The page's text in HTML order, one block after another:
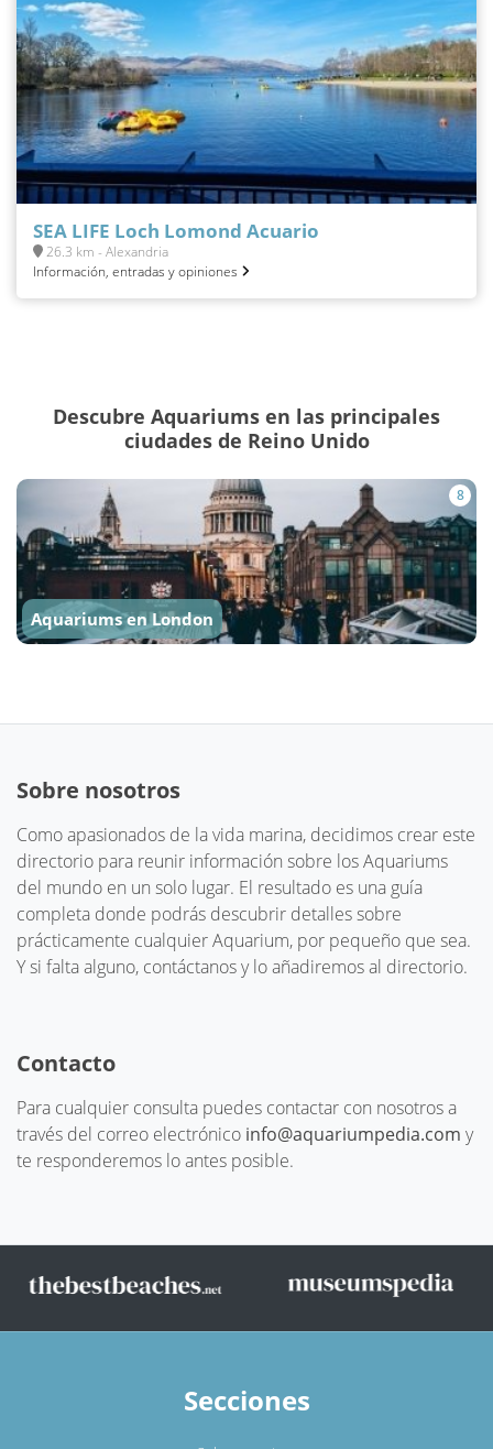
SEA LIFE Loch Lomond Acuario
26.3 km - Alexandria
Información, entradas y opiniones
Descubre Aquariums en las principales
ciudades de Reino Unido
8
Aquariums en London
Sobre nosotros
Como apasionados de la vida marina, decidimos crear este
directorio para reunir información sobre los Aquariums
del mundo en un solo lugar. El resultado es una guía
completa donde podrás descubrir detalles sobre
prácticamente cualquier Aquarium, por pequeño que sea.
Y si falta alguno, contáctanos y lo añadiremos al directorio.
Contacto
Para cualquier consulta puedes contactar con nosotros a
través del correo electrónico info@aquariumpedia.com y
te responderemos lo antes posible.
Secciones